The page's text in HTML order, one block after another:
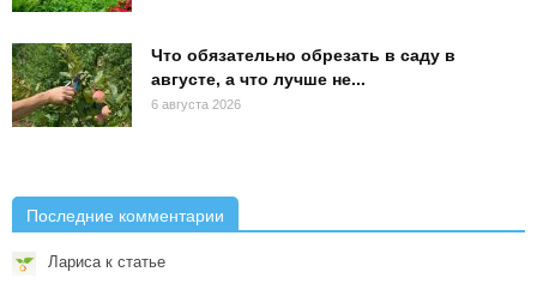
Что обязательно обрезать в саду в
августе, а что лучше не...
6 августа 2026
Последние комментарии
Ларисак статье